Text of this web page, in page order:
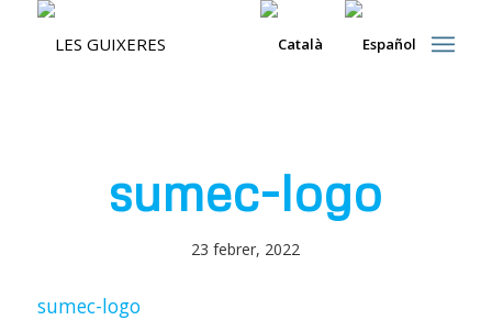
sumec-logo
23 febrer, 2022
sumec-logo